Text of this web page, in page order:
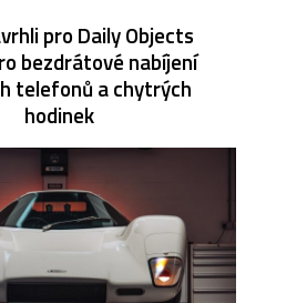
pro Daily Objects
bezdrátové nabíjení
telefonů a chytrých
hodinek